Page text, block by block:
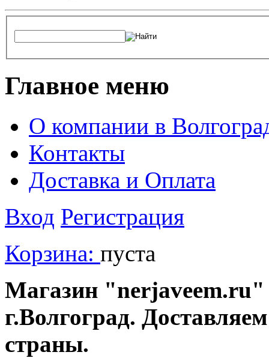
Главное меню
О компании в
Контакты
Доставка и Оплата
Вход Регистрация
Корзина: пуста
Магазин "nerjaveem.ru"
г.Волгоград.
страны.